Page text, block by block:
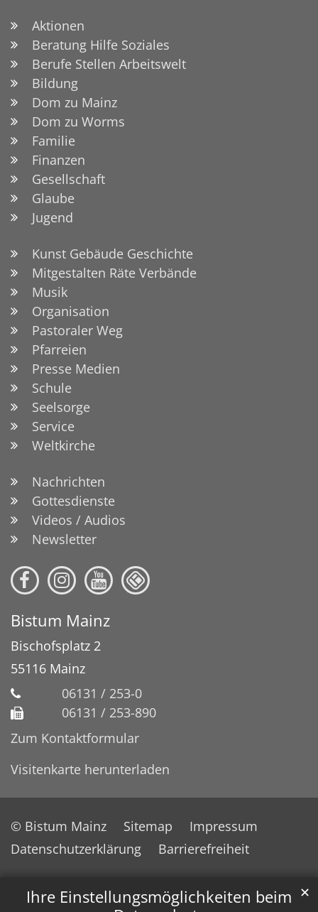
Ihre Einstellungsmöglichkeiten beim ✕
Aktionen
Beratung Hilfe Soziales
Berufe Stellen Arbeitswelt
Bildung
Dom zu Mainz
Dom zu Worms
Familie
Finanzen
Gesellschaft
Glaube
Jugend
Kunst Gebäude Geschichte
Mitgestalten Räte Verbände
Musik
Organisation
Pastoraler Weg
Pfarreien
Presse Medien
Schule
Seelsorge
Service
Weltkirche
Nachrichten
Gottesdienste
Videos / Audios
Newsletter
Bistum Mainz
Bischofsplatz 2
55116 Mainz
06131 / 253-0
06131 / 253-890
Zum Kontaktformular
Visitenkarte herunterladen
© Bistum Mainz Sitemap
Impressum
Datenschutzerklärung
Barrierefreiheit